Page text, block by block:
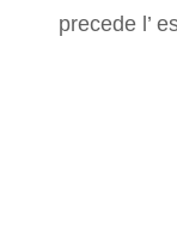
precede l’